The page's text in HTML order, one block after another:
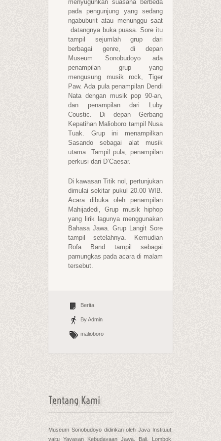
menyuguhkan suasana berbeda
pada pengunjung yang sedang
ngabuburit atau menunggu saat
datangnya buka puasa. Sore itu
tampil sejumlah grup dari
berbagai genre, di depan
Museum Sonobudoyo ada
penampilan grup yang
mengusung musik rock, Tiger
Paw. Ada pula penampilan Dendi
Nata dengan musik pop 90-an,
dan penampilan dari Luby
Coustic. Di depan Gerbang
Kepatihan Malioboro tampil Nusa
Tuak. Grup ini menampilkan
Sasando sebagai alat musik
utama. Tampil pula, penampilan
perkusi dari D’Caesar.
Di kawasan Titik nol, pertunjukan
dimulai sekitar pukul 20.00 WIB.
Acara dibuka oleh penampilan
Mahijadedi, Grup musik hiphop
yang lirik lagunya menggunakan
Bahasa Jawa. Grup Langit Sore
tampil setelahnya. Kemudian
Rofa Band tampil sebagai
pamungkas pada acara di malam
tersebut.
Berita
By Admin
malioboro
Tentang Kami
Museum Sonobudoyo didirikan oleh Java Instituut,
yaitu Yayasan Kebudayaan Jawa, Bali, Lombok,